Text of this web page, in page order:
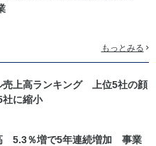
もっとみる
売上高ランキング 上位5社の顔
社に縮小
5.3％増で5年連続増加 事業